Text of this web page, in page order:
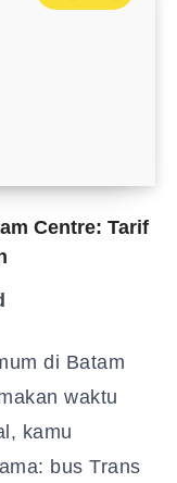
Centre: Tarif
di Batam
waktu
kamu
bus Trans